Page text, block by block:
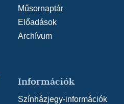
Műsornaptár
Előadások
Archívum
Információk
Színházjegy-információk